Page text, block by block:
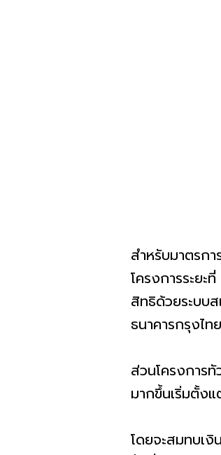
สำหรับมาตรกา
โครงการระย
สิทธิด้วยระบบ
ธนาคารกรุงไท
ส่วนโครงการทั
มากขึ้นเริ่มตั้ง
โดยจะสมทบเ